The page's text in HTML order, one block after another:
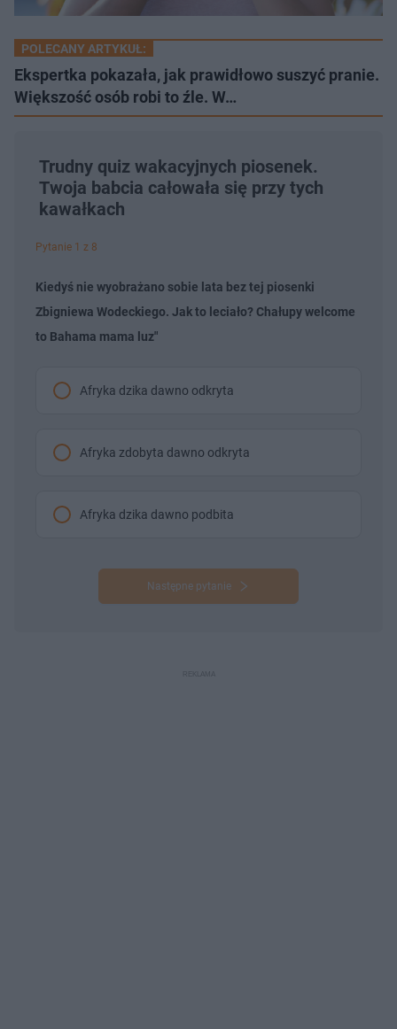
POLECANY ARTYKUŁ:
Ekspertka pokazała, jak prawidłowo suszyć pranie.
Większość osób robi to źle. W…
Trudny quiz wakacyjnych piosenek.
Twoja babcia całowała się przy tych
kawałkach
Pytanie 1 z 8
Kiedyś nie wyobrażano sobie lata bez tej piosenki
Zbigniewa Wodeckiego. Jak to leciało? Chałupy welcome
to Bahama mama luz"
Afryka dzika dawno odkryta
Afryka zdobyta dawno odkryta
Afryka dzika dawno podbita
Następne pytanie